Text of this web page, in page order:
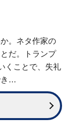
。ネタ作家の
だ。トランプ
くことで、失礼
き…